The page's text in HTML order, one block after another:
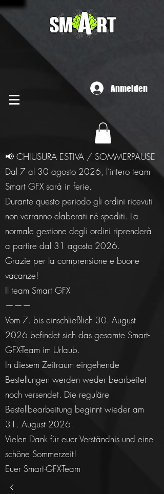
Anmelden
📢 CHIUSURA ESTIVA / SOMMERPAUSE
Dal 7 al 30 agosto 2026, l’intero team
Smart GFX sarà in ferie.
Durante questo periodo gli ordini ricevuti
non verranno elaborati né spediti. La
normale gestione degli ordini riprenderà
a partire dal 31 agosto 2026.
Grazie per la comprensione e buone
vacanze!
Il team Smart GFX
———
Vom 7. bis einschließlich 30. August
2026 befindet sich das gesamte Smart-
GFX-Team im Urlaub.
In diesem Zeitraum eingehende
Bestellungen werden weder bearbeitet
noch versendet. Die reguläre
Bestellbearbeitung beginnt wieder am
31. August 2026.
Vielen Dank für euer Verständnis und eine
schöne Sommerzeit!
Euer Smart-GFX-Team